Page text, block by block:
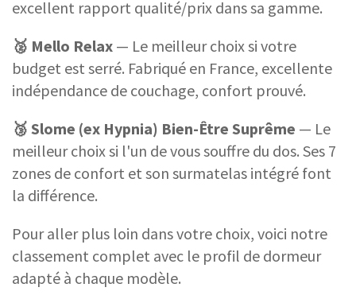
excellent rapport qualité/prix dans sa gamme.
🥈 Mello Relax — Le meilleur choix si votre
budget est serré. Fabriqué en France, excellente
indépendance de couchage, confort prouvé.
🥉 Slome (ex Hypnia) Bien-Être Suprême — Le
meilleur choix si l'un de vous souffre du dos. Ses 7
zones de confort et son surmatelas intégré font
la différence.
Pour aller plus loin dans votre choix, voici notre
classement complet avec le profil de dormeur
adapté à chaque modèle.